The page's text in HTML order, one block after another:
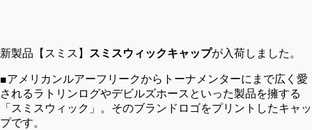
新製品【スミス】 スミスウィックキャップが入荷しました。
■アメリカンルアーフリークからトーナメンターにまで広く愛
されるラトリンログやデビルズホースといった製品を擁する
「スミスウィック」。そのブランドロゴをプリントしたキャッ
プです。